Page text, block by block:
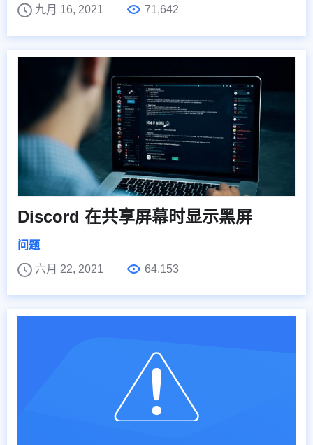
九月 16, 2021
71,642
Discord 在共享屏幕时显示黑屏
问题
六月 22, 2021
64,153